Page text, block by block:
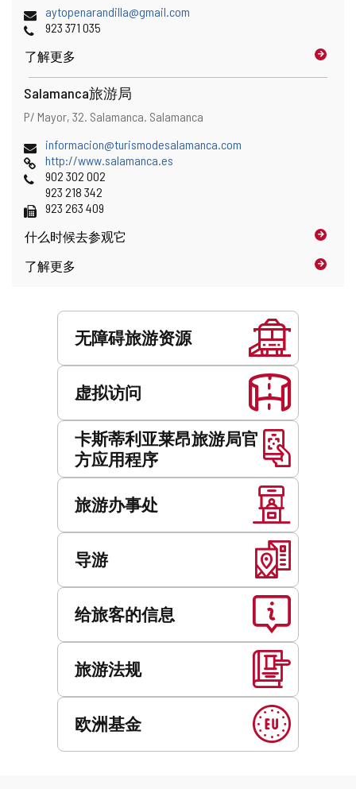
和
地
图
位
置
地
址
电
子
件
地
址
aytopenarandilla@gmail.com
电
923 371 035
了解更多
Salamanca旅游局
地
和
地
图
位
邮
地
址
P/ Mayor, 32. Salamanca. Salamanca
电
子
邮
地
址
informacion@turismodesalamanca.com
网
页
http://www.salamanca.es
电
902 302 002
923 218 342
传
真
923 263 409
什么时候去参观它
了解更多
无障碍旅游资源
虚拟访问
卡斯蒂利亚莱昂旅游局官
方应用程序
旅游办事处
导游
给旅客的信息
旅游法规
欧洲基金